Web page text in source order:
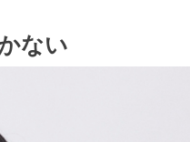
ない